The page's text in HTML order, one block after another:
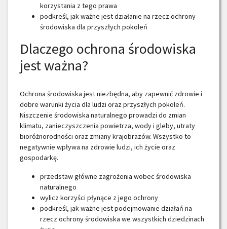
korzystania z tego prawa
podkreśl, jak ważne jest działanie na rzecz ochrony
środowiska dla przyszłych pokoleń
Dlaczego ochrona środowiska
jest ważna?
Ochrona środowiska jest niezbędna, aby zapewnić zdrowie i
dobre warunki życia dla ludzi oraz przyszłych pokoleń.
Niszczenie środowiska naturalnego prowadzi do zmian
klimatu, zanieczyszczenia powietrza, wody i gleby, utraty
bioróżnorodności oraz zmiany krajobrazów. Wszystko to
negatywnie wpływa na zdrowie ludzi, ich życie oraz
gospodarkę.
przedstaw główne zagrożenia wobec środowiska
naturalnego
wylicz korzyści płynące z jego ochrony
podkreśl, jak ważne jest podejmowanie działań na
rzecz ochrony środowiska we wszystkich dziedzinach